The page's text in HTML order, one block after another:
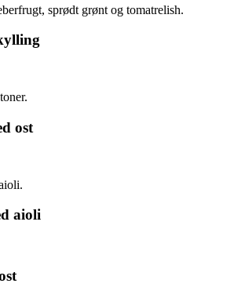
sprødt grønt og tomatrelish.
ost
aioli